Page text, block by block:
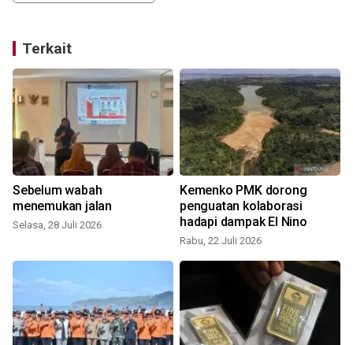
Terkait
Sebelum wabah
menemukan jalan
Selasa, 28 Juli 2026
Kemenko PMK dorong
penguatan kolaborasi
hadapi dampak El Nino
Rabu, 22 Juli 2026